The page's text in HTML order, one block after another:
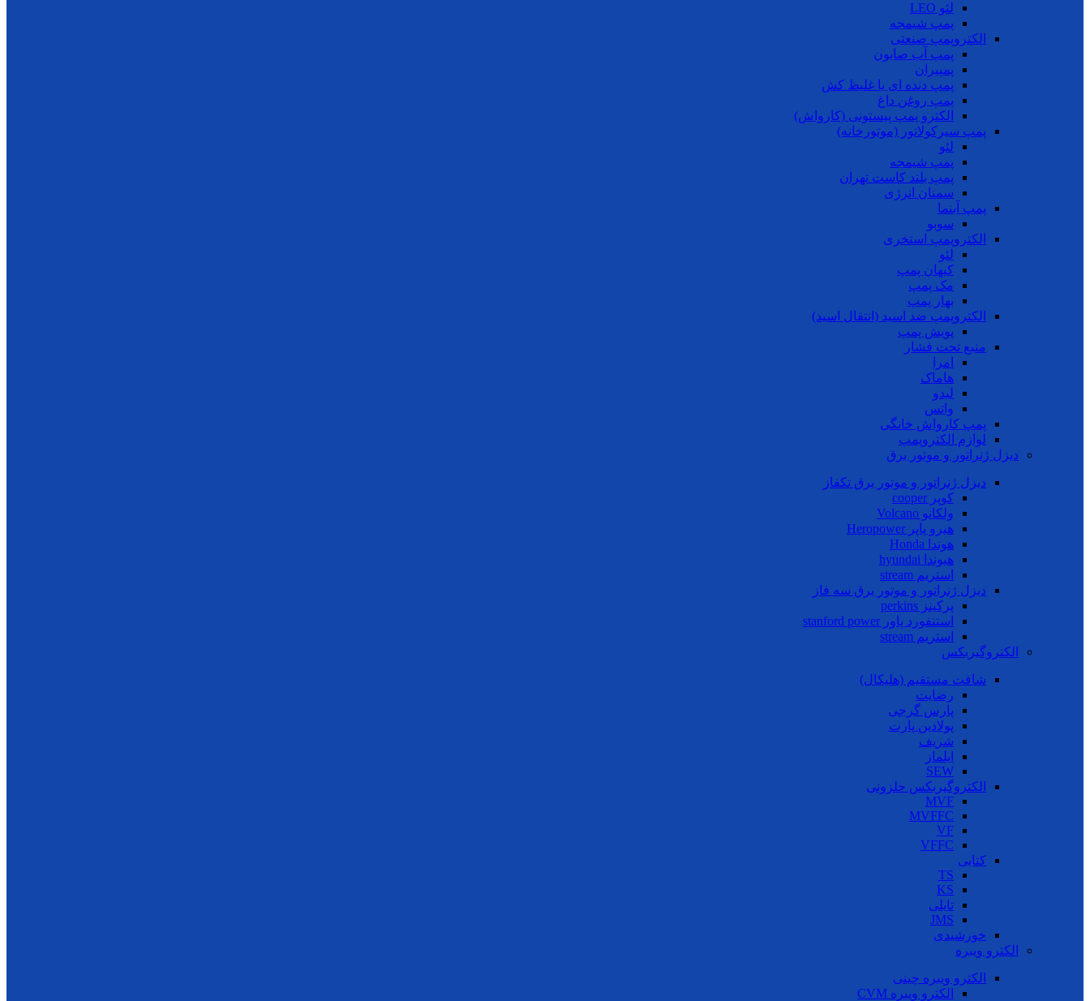
لئو LEO
پمپ شیمجه
الکتروپمپ صنعتی
پمپ آب صابون
پمپیران
پمپ دنده ای یا غلیظ کش
پمپ روغن داغ
الکترو پمپ پیستونی (کارواش)
پمپ سیرکولاتور (موتورخانه)
لئو
پمپ شیمجه
پمپ بلند کاست تهران
سمنان انرژی
پمپ آبنما
سوبو
الکتروپمپ استخری
لئو
کیهان پمپ
مک پمپ
بهار پمپ
الکتروپمپ ضد اسید (انتقال اسید)
پویش پمپ
منبع تحت فشار
امرا
هاماک
لیدو
واتس
پمپ کارواش خانگی
لوازم الکتروپمپ
دیزل ژنراتور و موتور برق
دیزل ژنراتور و موتور برق تکفاز
کوپر cooper
ولکانو Volcano
هیرو پاپر Heropower
هوندا Honda
هیوندا hyundai
استریم stream
دیزل ژنراتور و موتور برق سه فاز
پرکینز perkins
استنفورد پاور stanford power
استریم stream
الکتروگیربکس
شافت مستقیم (هلیکال)
رضایت
پارس گرجی
پولادین پارت
شریف
ایلماز
SEW
الکتروگیربکس حلزونی
MVF
MVFFC
VF
VFFC
کتابی
TS
KS
تایلی
JMS
خورشیدی
الکترو ویبره
الکترو ویبره چینی
الکترو ویبره CVM